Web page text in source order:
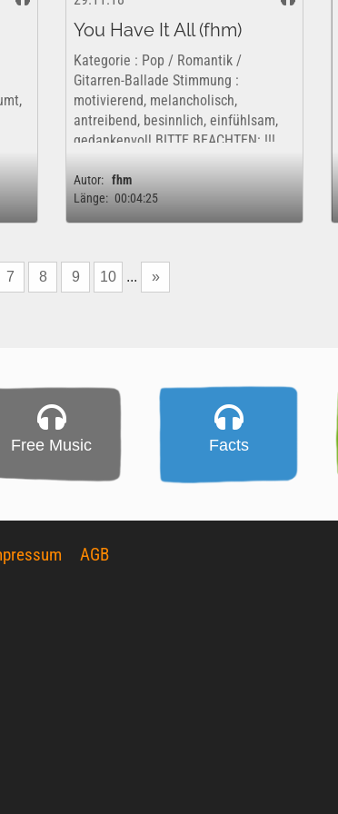
You Have It All (fhm)
Kategorie : Pop / Romantik /
Gitarren-Ballade Stimmung :
motivierend, melancholisch,
antreibend, besinnlich, einfühlsam,
gedankenvoll BITTE BEACHTEN: !!!
vertrieben. Dieses Werk ist insofern
nur kostenfrei...
Autor: fhm
Länge: 00:04:25
7 8 9 10 ... »
Free Music Facts
AGB